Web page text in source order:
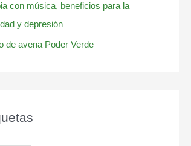
con música, beneficios para la
y depresión
de avena Poder Verde